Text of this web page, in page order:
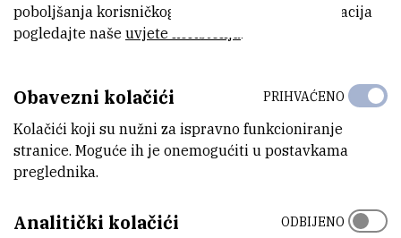
INSTITUT RUĐER BOŠKOVIĆ
poboljšanja korisničkog iskustva. Za više informacija
pogledajte naše uvjete korištenja.
Obavezni kolačići
Kolačići koji su nužni za ispravno funkcioniranje
stranice. Moguće ih je onemogućiti u postavkama
preglednika.
PRIHVAĆENO
Analitički kolačići ODBIJENO